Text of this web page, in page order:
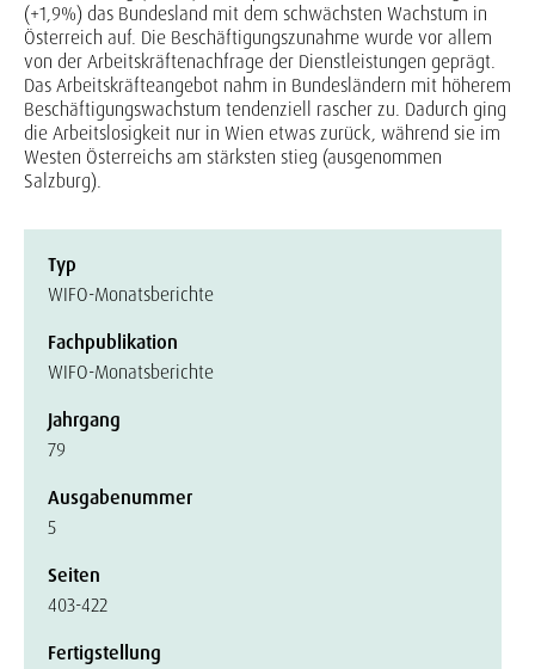
(+1,9%) das Bundesland mit dem schwächsten Wachstum in
Österreich auf. Die Beschäftigungszunahme wurde vor allem
von der Arbeitskräftenachfrage der Dienstleistungen geprägt.
Das Arbeitskräfteangebot nahm in Bundesländern mit höherem
Beschäftigungswachstum tendenziell rascher zu. Dadurch ging
die Arbeitslosigkeit nur in Wien etwas zurück, während sie im
Westen Österreichs am stärksten stieg (ausgenommen
Salzburg).
Typ
WIFO-Monatsberichte
Fachpublikation
WIFO-Monatsberichte
Jahrgang
79
Ausgabenummer
5
Seiten
403-422
Fertigstellung